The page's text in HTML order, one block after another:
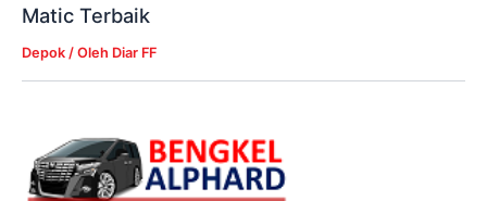
Matic Terbaik
Depok / Oleh Diar FF